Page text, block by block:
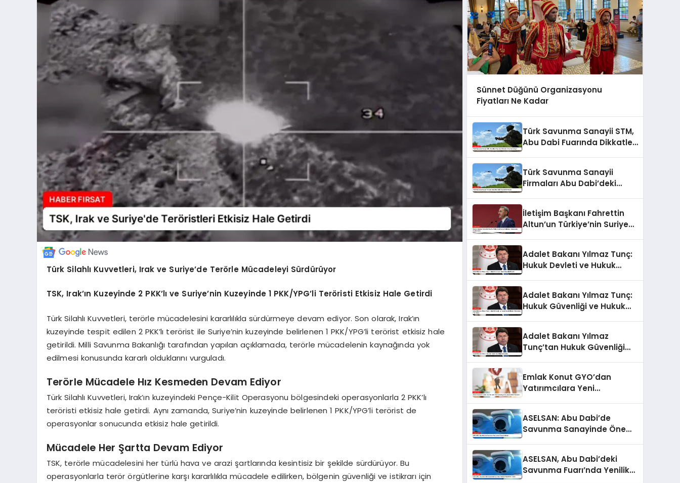
Türk Silahlı Kuvvetleri, Irak ve Suriye’de Terörle Mücadeleyi Sürdürüyor
TSK, Irak’ın Kuzeyinde 2 PKK’lı ve Suriye’nin Kuzeyinde 1 PKK/YPG’li Teröristi Etkisiz Hale Getirdi
Türk Silahlı Kuvvetleri, terörle mücadelesini kararlılıkla sürdürmeye devam ediyor. Son olarak, Irak’ın
kuzeyinde tespit edilen 2 PKK’lı terörist ile Suriye’nin kuzeyinde belirlenen 1 PKK/YPG’li terörist etkisiz hale
getirildi. Milli Savunma Bakanlığı tarafından yapılan açıklamada, terörle mücadelenin kaynağında yok
edilmesi konusunda kararlı olduklarını vurguladı.
Terörle Mücadele Hız Kesmeden Devam Ediyor
Türk Silahlı Kuvvetleri, Irak’ın kuzeyindeki Pençe-Kilit Operasyonu bölgesindeki operasyonlarla 2 PKK’lı
teröristi etkisiz hale getirdi. Aynı zamanda, Suriye’nin kuzeyinde belirlenen 1 PKK/YPG’li terörist de
operasyonlar sonucunda etkisiz hale getirildi.
Mücadele Her Şartta Devam Ediyor
TSK, terörle mücadelesini her türlü hava ve arazi şartlarında kesintisiz bir şekilde sürdürüyor. Bu
operasyonlarla terör örgütlerine karşı kararlılıkla mücadele edilirken, bölgenin güvenliği ve istikrarı için
Sünnet Düğünü Organizasyonu
Fiyatları Ne Kadar
Türk Savunma Sanayii STM,
Abu Dabi Fuarında Dikkatleri
Türk Savunma Sanayii
Firmaları Abu Dabi’deki
İletişim Başkanı Fahrettin
Altun’un Türkiye’nin Suriye
Adalet Bakanı Yılmaz Tunç:
Hukuk Devleti ve Hukuk
Adalet Bakanı Yılmaz Tunç:
Hukuk Güvenliği ve Hukuk
Adalet Bakanı Yılmaz
Tunç’tan Hukuk Güvenliği
Emlak Konut GYO’dan
Yatırımcılara Yeni
ASELSAN: Abu Dabi’de
Savunma Sanayinde Önemli
ASELSAN, Abu Dabi’deki
Savunma Fuarı’nda Yenilikçi